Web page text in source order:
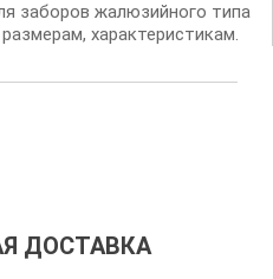
заборов жалюзийного типа
характеристикам.
ДОСТАВКА